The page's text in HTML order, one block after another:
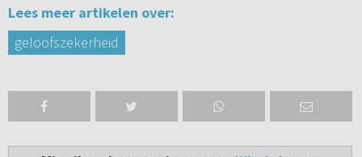
Lees meer artikelen over:
geloofszekerheid